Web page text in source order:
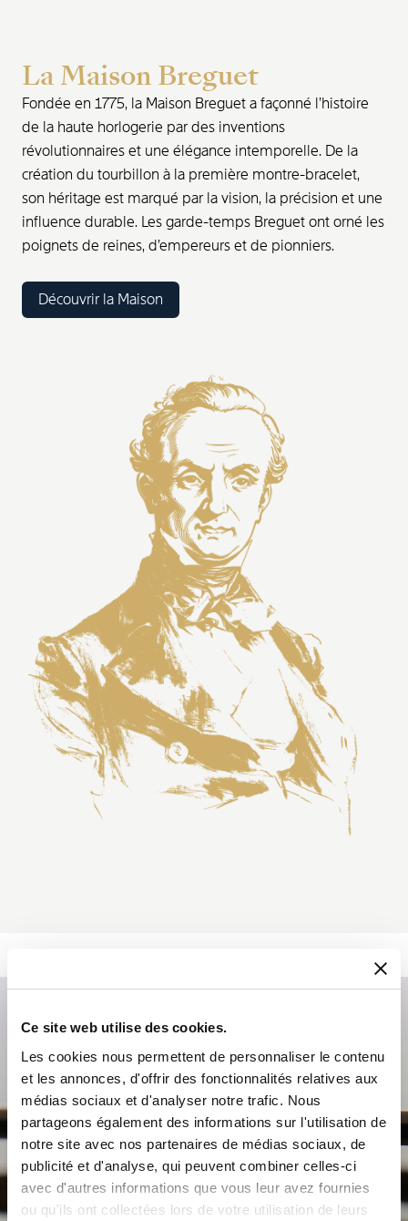
Ce site web utilise des cookies.
Les cookies nous permettent de personnaliser le contenu
et les annonces, d'offrir des fonctionnalités relatives aux
médias sociaux et d'analyser notre trafic. Nous
partageons également des informations sur l'utilisation de
notre site avec nos partenaires de médias sociaux, de
publicité et d'analyse, qui peuvent combiner celles-ci
avec d'autres informations que vous leur avez fournies
ou qu'ils ont collectées lors de votre utilisation de leurs
La Maison Breguet
Fondée en 1775, la Maison Breguet a façonné l’histoire
de la haute horlogerie par des inventions
révolutionnaires et une élégance intemporelle. De la
création du tourbillon à la première montre-bracelet,
son héritage est marqué par la vision, la précision et une
influence durable. Les garde-temps Breguet ont orné les
poignets de reines, d’empereurs et de pionniers.
Découvrir la Maison